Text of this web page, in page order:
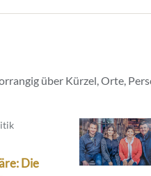
über Kürzel, Orte,
Die